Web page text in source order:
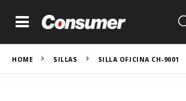
HOME SILLAS SILLA OFICINA CH-9001